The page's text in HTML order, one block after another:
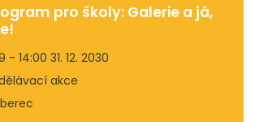
pro školy: Galerie a já,
- 14:00 31. 12. 2030
akce